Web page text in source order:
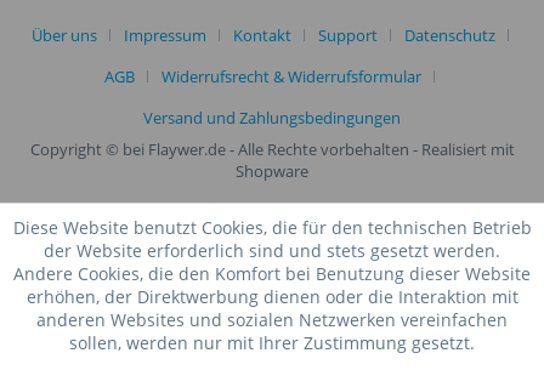
Über uns Impressum Kontakt Support
Datenschutz
AGB
Widerrufsrecht & Widerrufsformular
Versand und Zahlungsbedingungen
Copyright © bei Flaywer.de - Alle Rechte vorbehalten - Realisiert mit
Shopware
Diese Website benutzt Cookies, die für den technischen Betrieb
der Website erforderlich sind und stets gesetzt werden.
Andere Cookies, die den Komfort bei Benutzung dieser Website
erhöhen, der Direktwerbung dienen oder die Interaktion mit
anderen Websites und sozialen Netzwerken vereinfachen
sollen, werden nur mit Ihrer Zustimmung gesetzt.